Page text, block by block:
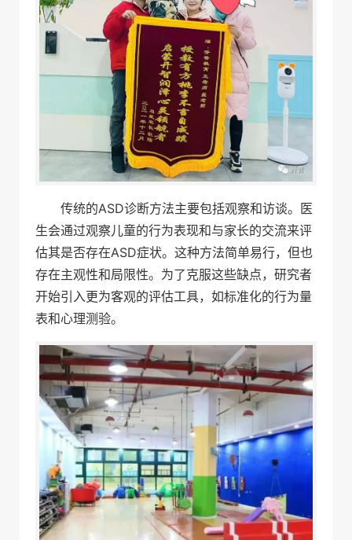
传统的ASD诊断方法主要包括观察和访谈。医
生会通过观察儿童的行为表现和与家长的交流来评
估其是否存在ASD症状。这种方法简单易行，但也
存在主观性和局限性。为了克服这些缺点，研究者
开始引入更为客观的评估工具，如标准化的行为量
表和心理测验。